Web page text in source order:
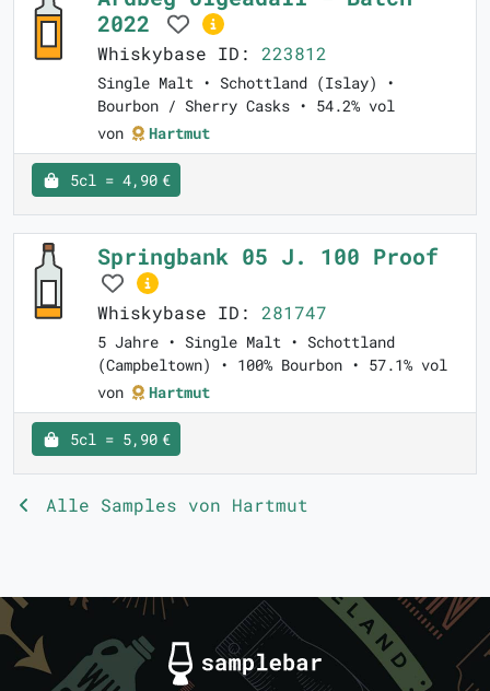
2022
Whiskybase ID: 223812
Single Malt • Schottland (Islay) •
Bourbon / Sherry Casks • 54.2% vol
von
Hartmut
5cl = 4,90 €
Springbank 05 J. 100 Proof
Whiskybase ID: 281747
5 Jahre • Single Malt • Schottland
(Campbeltown) • 100% Bourbon • 57.1% vol
von
Hartmut
5cl = 5,90 €
Alle Samples von Hartmut